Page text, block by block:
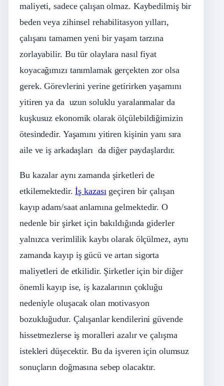
maliyeti, sadece çalışan olmaz. Kaybedilmiş bir
beden veya zihinsel rehabilitasyon yılları,
çalışanı tamamen yeni bir yaşam tarzına
zorlayabilir. Bu tür olaylara nasıl fiyat
koyacağımızı tanımlamak gerçekten zor olsa
gerek. Görevlerini yerine getirirken yaşamını
yitiren ya da uzun soluklu yaralanmalar da
kuşkusuz ekonomik olarak ölçülebildiğimizin
ötesindedir. Yaşamını yitiren kişinin yanı sıra
aile ve iş arkadaşları da diğer paydaşlardır.
Bu kazalar aynı zamanda şirketleri de
etkilemektedir.İş kazası geçiren bir çalışan
kayıp adam/saat anlamına gelmektedir. O
nedenle bir şirket için bakıldığında giderler
yalnızca verimlilik kaybı olarak ölçülmez, aynı
zamanda kayıp iş gücü ve artan sigorta
maliyetleri de etkilidir. Şirketler için bir diğer
önemli kayıp ise, iş kazalarının çokluğu
nedeniyle oluşacak olan motivasyon
bozukluğudur. Çalışanlar kendilerini güvende
hissetmezlerse iş moralleri azalır ve çalışma
istekleri düşecektir. Bu da işveren için olumsuz
sonuçların doğmasına sebep olacaktır.